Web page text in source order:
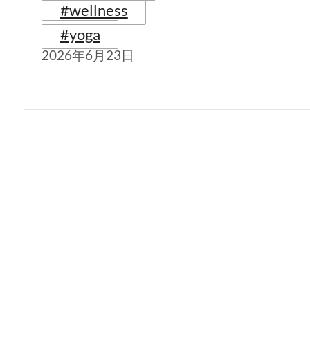
#wellness
#yoga
2026年6月23日